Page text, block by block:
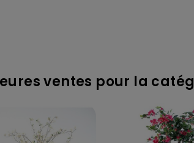
ventes pour la